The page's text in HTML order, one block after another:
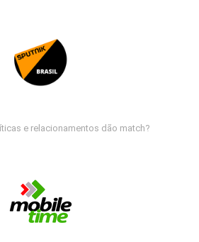
e relacionamentos dão match?